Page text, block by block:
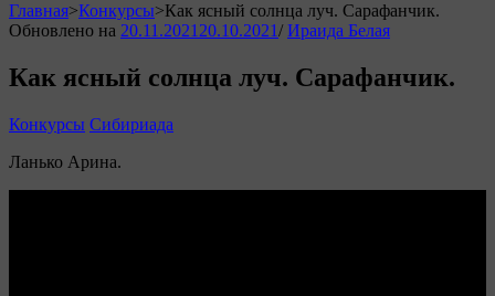
Главная>Конкурсы>Как ясный солнца луч. Сарафанчик.
Обновлено на 20.11.2021 20.10.2021/ Ираида Белая
Как ясный солнца луч. Сарафанчик.
Конкурсы Сибириада
Ланько Арина.